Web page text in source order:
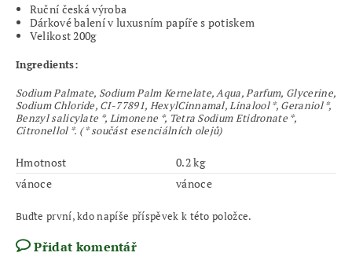
Ruční česká výroba
Dárkové balení v luxusním papíře s potiskem
Velikost 200g
Ingredients:
Sodium Palmate, Sodium Palm Kernelate, Aqua, Parfum, Glycerine,
Sodium Chloride, CI-77891, HexylCinnamal, Linalool *, Geraniol *,
Benzyl salicylate *, Limonene *, Tetra Sodium Etidronate *,
Citronellol *. ( * součást esenciálních olejů)
Hmotnost
0.2 kg
vánoce
vánoce
Buďte první, kdo napíše příspěvek k této položce.
Přidat komentář